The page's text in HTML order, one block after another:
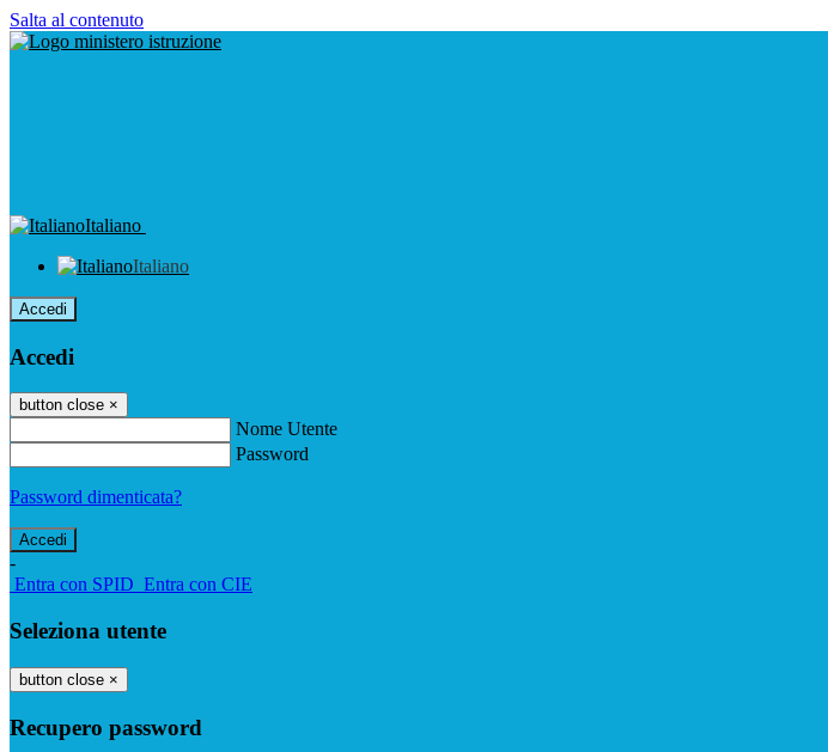
Salta al contenuto
Italiano
Italiano
Accedi
Accedi
button close ×
Nome Utente
Password
Password dimenticata?
-
Entra con SPID Entra con CIE
Seleziona utente
button close ×
Recupero password